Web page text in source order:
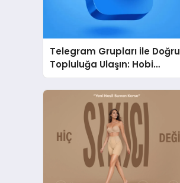
Telegram Grupları ile Doğru
Topluluğa Ulaşın: Hobi
Grupları İçin Telegram
Kullanımı